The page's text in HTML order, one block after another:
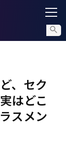
査
、セク
はどこ
スメン